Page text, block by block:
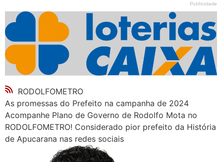
Publicidade
RODOLFOMETRO
As promessas do Prefeito na campanha de 2024
Acompanhe Plano de Governo de Rodolfo Mota no
RODOLFOMETRO! Considerado pior prefeito da História
de Apucarana nas redes sociais